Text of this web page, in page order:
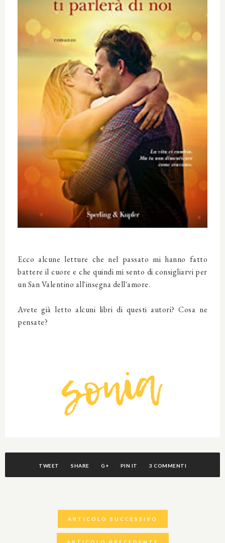
Ecco alcune letture che nel passato mi hanno fatto
battere il cuore e che quindi mi sento di consigliarvi per
un San Valentino all'insegna dell'amore.
Avete già letto alcuni libri di questi autori? Cosa ne
pensate?
TWEET SHARE G+ PIN IT 3 COMMENTI
ARTICOLO SUCCESSIVO